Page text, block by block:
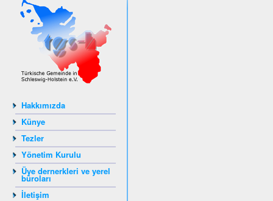
Hakkımızda
Künye
Tezler
Yönetim Kurulu
Üye dernerkleri ve yerel
büroları
İletişim